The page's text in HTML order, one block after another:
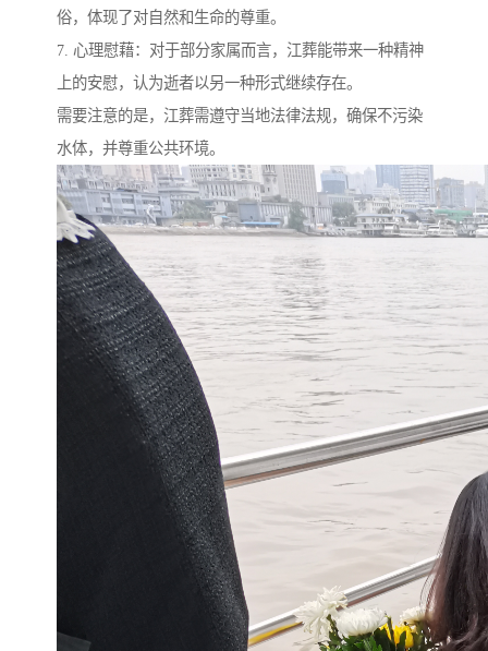
俗，体现了对自然和生命的尊重。
7. 心理慰藉：对于部分家属而言，江葬能带来一种精神
上的安慰，认为逝者以另一种形式继续存在。
需要注意的是，江葬需遵守当地法律法规，确保不污染
水体，并尊重公共环境。